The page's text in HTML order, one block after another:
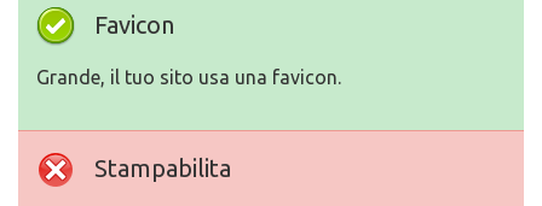
Favicon
Grande, il tuo sito usa una favicon.
Stampabilita